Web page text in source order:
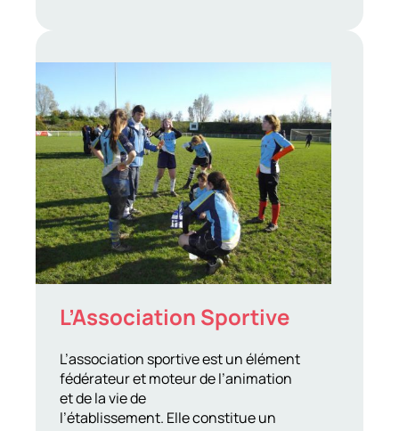
L’Association Sportive
L’association sportive est un élément
fédérateur et moteur de l’animation
et de la vie de
l’établissement. Elle constitue un